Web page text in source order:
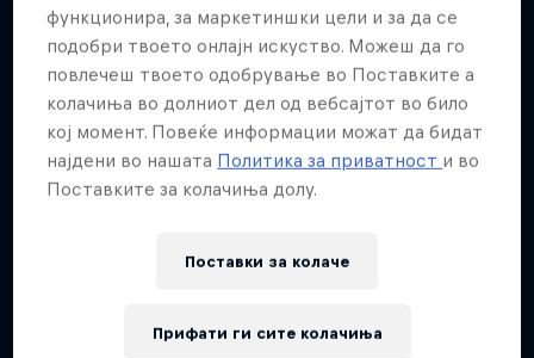
функционира, за маркетиншки цели и за да се
подобри твоето онлајн искуство. Можеш да го
повлечеш твоето одобрување во Поставките а
колачиња во долниот дел од вебсајтот во било
кој момент. Повеќе информации можат да бидат
најдени во нашата Политика за приватност и во
Поставките за колачиња долу.
Поставки за колачe
Прифати ги сите колачиња